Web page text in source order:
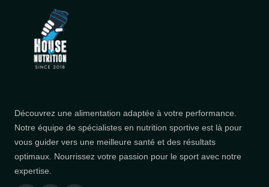
Découvrez une alimentation adaptée à votre performance.
Notre équipe de spécialistes en nutrition sportive est là pour
vous guider vers une meilleure santé et des résultats
optimaux. Nourrissez votre passion pour le sport avec notre
expertise.